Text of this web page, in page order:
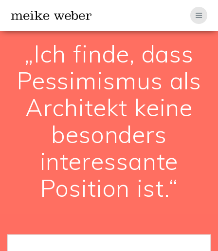
„Ich finde, dass
Pessimismus als
Architekt keine
besonders
interessante
Position ist.“